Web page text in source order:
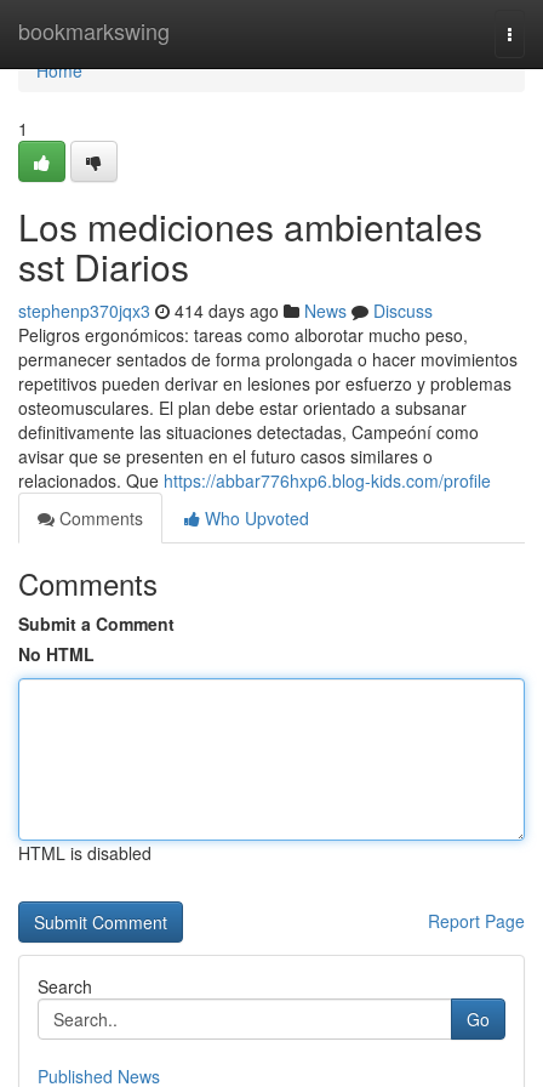
bookmarkswing
Home
Home
1
Los mediciones ambientales
sst Diarios
stephenp370jqx3 414 days ago News
Discuss
Peligros ergonómicos: tareas como alborotar mucho peso,
permanecer sentados de forma prolongada o hacer movimientos
repetitivos pueden derivar en lesiones por esfuerzo y problemas
osteomusculares. El plan debe estar orientado a subsanar
definitivamente las situaciones detectadas, Campeóní como
avisar que se presenten en el futuro casos similares o
relacionados. Que https://abbar776hxp6.blog-kids.com/profile
Comments
Who Upvoted
Comments
Submit a Comment
No HTML
HTML is disabled
Report Page
Search
Go
Published News